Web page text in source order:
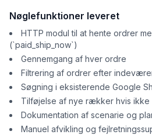
Nøglefunktioner leveret
HTTP modul til at hente ordrer
(`paid_ship_now`)
Gennemgang af hver ordre
Filtrering af ordrer efter
Søgning i eksisterende Google
Tilføjelse af nye rækker hvis ikke
Dokumentation af scenarie og
Manuel afvikling og